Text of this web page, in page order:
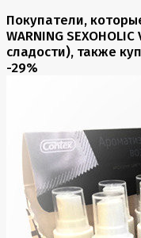
Покупатели,
WARNING
сладости), также
-29%